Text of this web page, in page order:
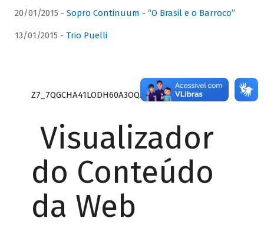
20/01/2015 - Sopro Continuum - “O Brasil e o Barroco”
13/01/2015 - Trio Puelli
Z7_7QGCHA41LODH60A3OQA8RN1415
Visualizador
do Conteúdo
da Web